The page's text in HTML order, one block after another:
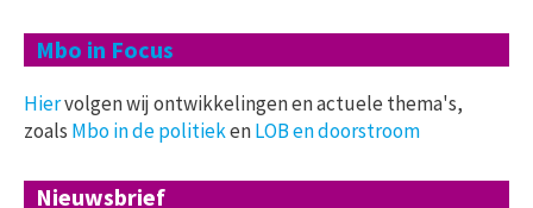
Mbo in Focus
Hiervolgen wij ontwikkelingen en actuele thema's,
zoals Mbo in de politiekenLOB en doorstroom
Nieuwsbrief